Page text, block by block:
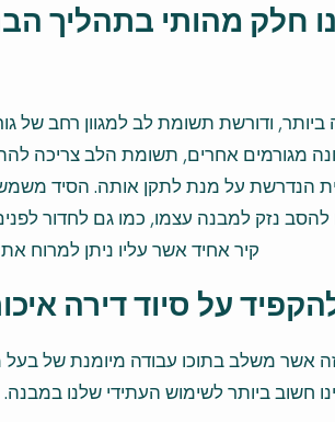
חלק מהותי בתהליך
ודורשת תשומת לב למגוון רחב של
מגורמים אחרים, תשומת הלב צריכה
על מנת לתקן אותה. הסיד משמש
להסב נזק למבנה עצמו, כמו גם לחדור
קיר אחיד אשר עליו ניתן למרוח
על סיוד דירה
אשר משלב בתוכו עבודה מיומנת של בעל
חשוב ביותר לשימוש העתידי שלנו